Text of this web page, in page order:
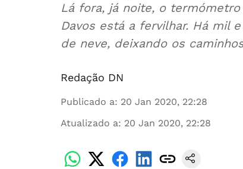
Lá fora, já noite, o
Davos está a fervilhar. Há mil
de neve, deixando os
Redação DN
Publicado a: 20 Jan 2020, 22:28
Atualizado a: 20 Jan 2020, 22:28